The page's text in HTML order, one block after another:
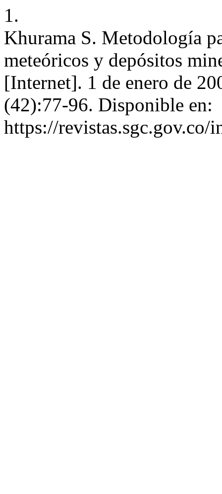
1.
Khurama S. Metodología
meteóricos y depósitos
[Internet]. 1 de enero de
(42):77-96. Disponible en:
https://